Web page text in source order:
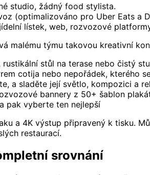
studio, žádný food stylista.
(optimalizováno pro Uber Eats a
lístek, web, rozvozové
malému týmu takovou kreativní
stůl na terase nebo čistý
cotija nebo nepořádek, kterého
a sladěte její světlo, kompozici a
bannery z 50+ šablon
pak vyberte ten nejlepší
a 4K výstup připravený k tisku.
restaurací.
srovnání